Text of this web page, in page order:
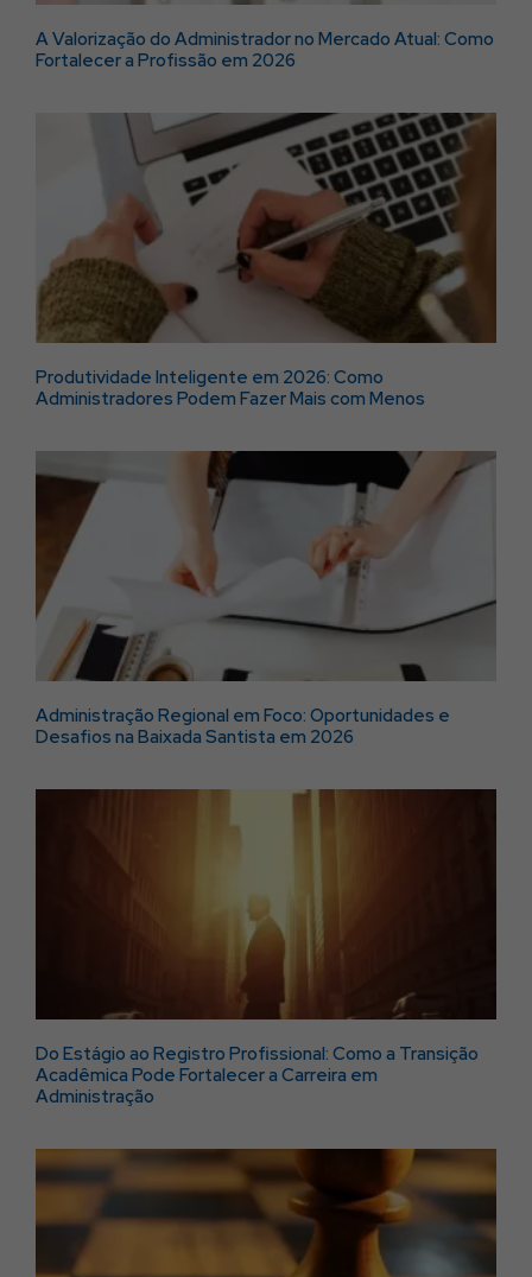
A Valorização do Administrador no Mercado Atual: Como
Fortalecer a Profissão em 2026
Produtividade Inteligente em 2026: Como
Administradores Podem Fazer Mais com Menos
Administração Regional em Foco: Oportunidades e
Desafios na Baixada Santista em 2026
Do Estágio ao Registro Profissional: Como a Transição
Acadêmica Pode Fortalecer a Carreira em
Administração